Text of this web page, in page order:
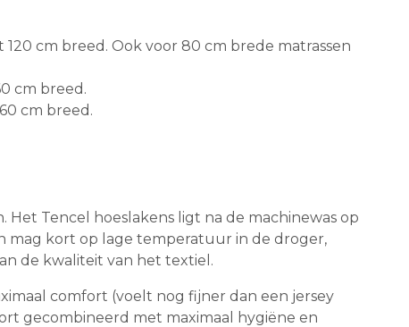
cm breed. Ook voor 80 cm brede matrassen
cm breed.
cm breed.
Tencel hoeslakens ligt na de machinewas op
mag kort op lage temperatuur in de droger,
de kwaliteit van het textiel.
comfort (voelt nog fijner dan een jersey
gecombineerd met maximaal hygiëne en